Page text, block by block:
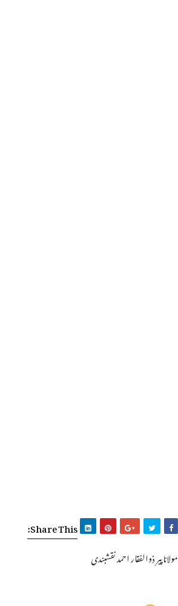
Share This:
مولانا پیر ذوالفقار احمد نقشبندی